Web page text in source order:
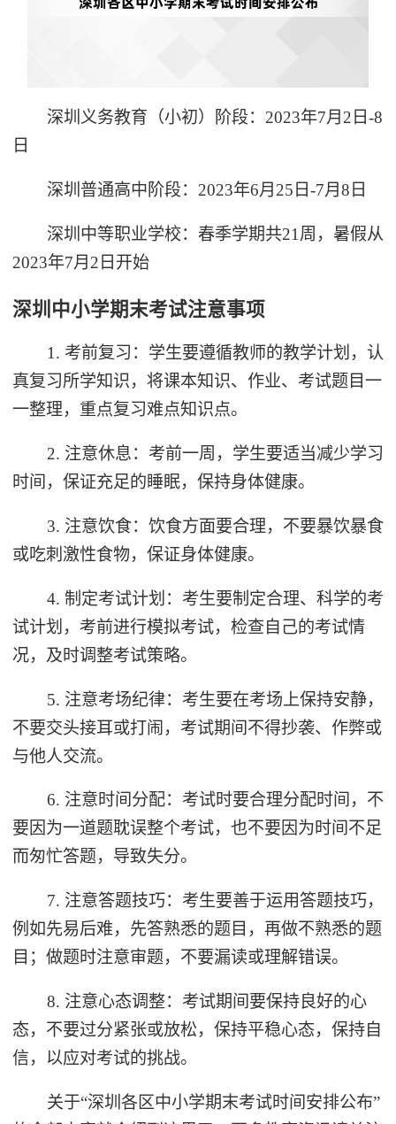
深圳义务教育（小初）阶段：2023年7月2日-8
日
深圳普通高中阶段：2023年6月25日-7月8日
深圳中等职业学校：春季学期共21周，暑假从
2023年7月2日开始
深圳中小学期末考试注意事项
1. 考前复习：学生要遵循教师的教学计划，认
真复习所学知识，将课本知识、作业、考试题目一
一整理，重点复习难点知识点。
2. 注意休息：考前一周，学生要适当减少学习
时间，保证充足的睡眠，保持身体健康。
3. 注意饮食：饮食方面要合理，不要暴饮暴食
或吃刺激性食物，保证身体健康。
4. 制定考试计划：考生要制定合理、科学的考
试计划，考前进行模拟考试，检查自己的考试情
况，及时调整考试策略。
5. 注意考场纪律：考生要在考场上保持安静，
不要交头接耳或打闹，考试期间不得抄袭、作弊或
与他人交流。
6. 注意时间分配：考试时要合理分配时间，不
要因为一道题耽误整个考试，也不要因为时间不足
而匆忙答题，导致失分。
7. 注意答题技巧：考生要善于运用答题技巧，
例如先易后难，先答熟悉的题目，再做不熟悉的题
目；做题时注意审题，不要漏读或理解错误。
8. 注意心态调整：考试期间要保持良好的心
态，不要过分紧张或放松，保持平稳心态，保持自
信，以应对考试的挑战。
关于“深圳各区中小学期末考试时间安排公布”